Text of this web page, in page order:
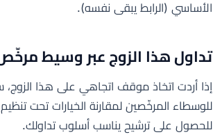
الأساسي (الرابط يبقى نفسه).
تداول هذا الزوج عبر وسيط
إذا أردت اتخاذ موقف اتجاهي على هذا
للحصول على ترشيح يناسب أسلوب تداولك.